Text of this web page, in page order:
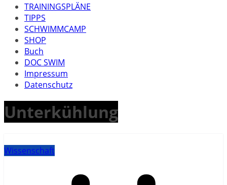
TRAININGSPLÄNE
TIPPS
SCHWIMMCAMP
SHOP
Buch
DOC SWIM
Impressum
Datenschutz
Unterkühlung
Wissenschaft